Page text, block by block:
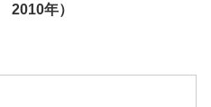
2010年）